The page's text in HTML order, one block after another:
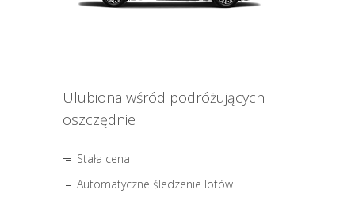
Ulubiona wśród podróżujących
oszczędnie
Stała cena
Automatyczne śledzenie lotów